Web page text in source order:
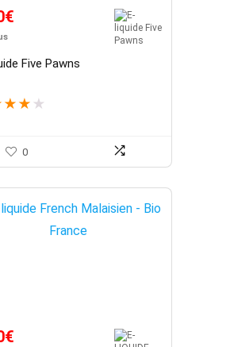
€
Five Pawns
★ ★ ★
0
€